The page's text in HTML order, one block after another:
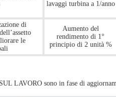
lavaggi turbina a 1/anno
di
le
Aumento del
rendimento di 1°
principio di 2 unità %
LAVORO sono in fase di